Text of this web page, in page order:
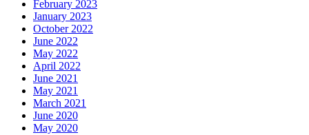
February 2023
January 2023
October 2022
June 2022
May 2022
April 2022
June 2021
May 2021
March 2021
June 2020
May 2020